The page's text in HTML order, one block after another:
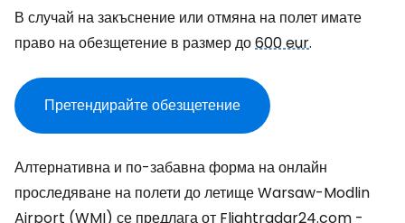
В случай на закъснение или отмяна на полет имате
право на обезщетение в размер до600 eur.
Претендирайте обезщетение
Алтернативна и по-забавна форма на онлайн
проследяване на полети до летище Warsaw-Modlin
Airport (WMI) се предлага от Flightradar24.com -